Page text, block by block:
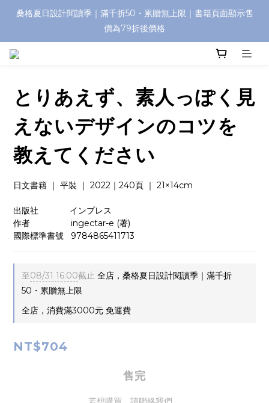
桑格夏日設計閱讀季｜滿千折50・累贈無上限｜書籍頁面顯示售
價為79折後價格
とりあえず、素人っぽく見
えないデザインのコツを
教えてください
日文書籍 ｜ 平裝 ｜ 2022｜240頁 ｜ 21×14cm
出版社　　  ‎    インプレス
作者　　　　   ingectar-e (著)
國際標準書號   9784865411713
至08/31 16:00截止 全店，桑格夏日設計閱讀季｜滿千折
50・累贈無上限
全店，消費滿3000元 免運費
NT$704
售完